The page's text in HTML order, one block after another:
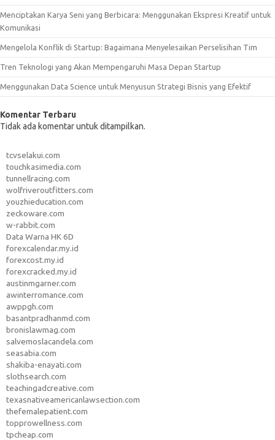
Menciptakan Karya Seni yang Berbicara: Menggunakan Ekspresi Kreatif untuk
Komunikasi
Mengelola Konflik di Startup: Bagaimana Menyelesaikan Perselisihan Tim
Tren Teknologi yang Akan Mempengaruhi Masa Depan Startup
Menggunakan Data Science untuk Menyusun Strategi Bisnis yang Efektif
Komentar Terbaru
Tidak ada komentar untuk ditampilkan.
tcvselakui.com
touchkasimedia.com
tunnellracing.com
wolfriveroutfitters.com
youzhieducation.com
zeckoware.com
w-rabbit.com
Data Warna HK 6D
forexcalendar.my.id
forexcost.my.id
forexcracked.my.id
austinmgarner.com
awinterromance.com
awppgh.com
basantpradhanmd.com
bronislawmag.com
salvemoslacandela.com
seasabia.com
shakiba-enayati.com
slothsearch.com
teachingadcreative.com
texasnativeamericanlawsection.com
thefemalepatient.com
topprowellness.com
tpcheap.com